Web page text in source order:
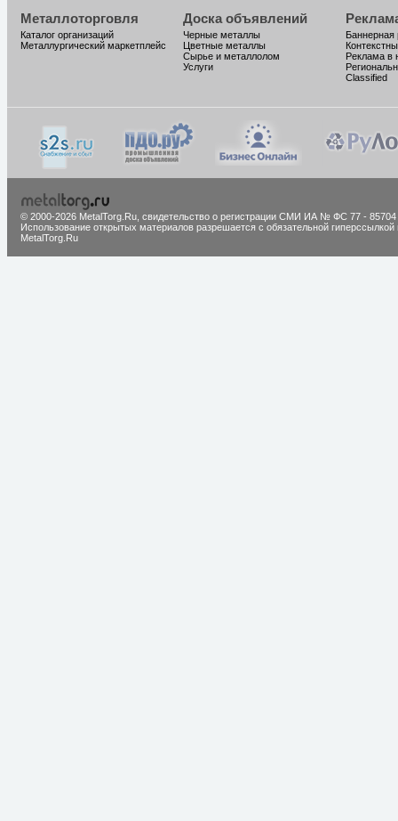
Металлоторговля
Каталог организаций
Металлургический маркетплейс
Доска объявлений
Черные металлы
Цветные металлы
Сырье и металлолом
Услуги
Баннерная
Реклама в
Classified
© 2000-2026 MetalTorg.Ru, cвидетельство о регистрации СМИ ИА № ФС 77 - 85704
Использование открытых материалов разрешается с обязательной гиперссылкой
MetalTorg.Ru